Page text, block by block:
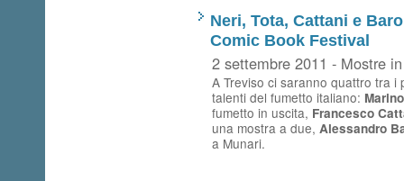
Neri, Tota, Cattani e
Comic Book Festival
2 settembre 2011 - Mostre
A Treviso ci saranno quattro tra i
talenti del fumetto italiano:
fumetto in uscita, Francesco
una mostra a due, Alessandro
a Munari.